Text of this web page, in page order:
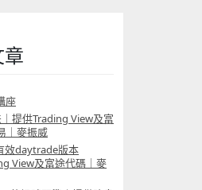
座
提供Trading View及富
｜麥振威
效daytrade版本
View及富途代碼｜麥